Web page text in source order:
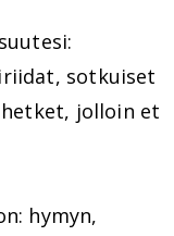
sotkuiset
jolloin et
hymyn,